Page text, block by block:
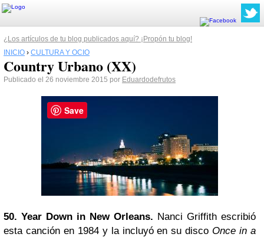
¿Los artículos de tu blog publicados aquí? ¡Propón tu blog!
INICIO › CULTURA Y OCIO
Country Urbano (XX)
Publicado el 26 noviembre 2015 por Eduardodefrutos
50. Year Down in New Orleans. Nanci Griffith escribió
esta canción en 1984 y la incluyó en su disco Once in a
Save